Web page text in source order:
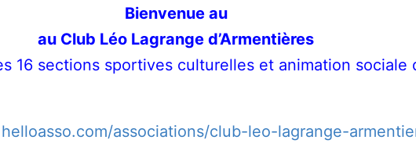
Bienvenue au
au Club Léo Lagrange d’Armentières
16 sections sportives culturelles et animation sociale
associations/club-leo-lagrange-